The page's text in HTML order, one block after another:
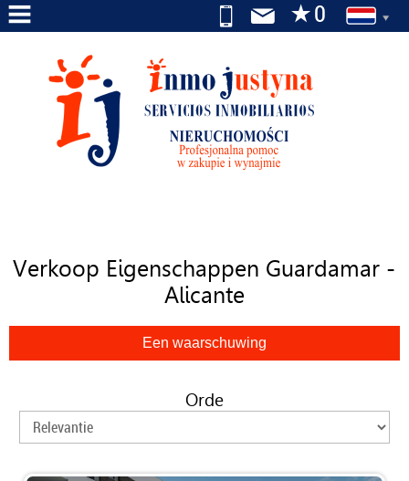
HOME
BEDRIJF
DIENSTEN
TE
HUUR
WIJ
PUBLICEER
Verkoop Eigenschappen Guardamar -
Alicante
Orde